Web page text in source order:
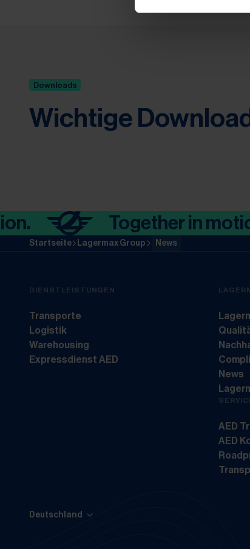
Downloads
Wichtige
Together in motion.
Startseite Lagermax Group News
DIENSTLEISTUNGEN
Transporte
Logistik
Warehousing
Expressdienst AED
News
AED
AED
Deutschland